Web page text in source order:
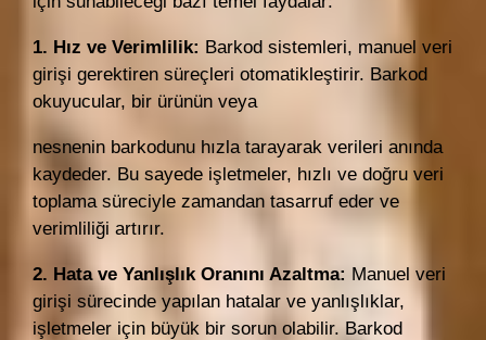
1. Hız ve Verimlilik: Barkod sistemleri, manuel veri
girişi gerektiren süreçleri otomatikleştirir. Barkod
okuyucular, bir ürünün veya
nesnenin barkodunu hızla tarayarak verileri anında
kaydeder. Bu sayede işletmeler, hızlı ve doğru veri
toplama süreciyle zamandan tasarruf eder ve
verimliliği artırır.
2. Hata ve Yanlışlık Oranını Azaltma: Manuel veri
girişi sürecinde yapılan hatalar ve yanlışlıklar,
işletmeler için büyük bir sorun olabilir. Barkod